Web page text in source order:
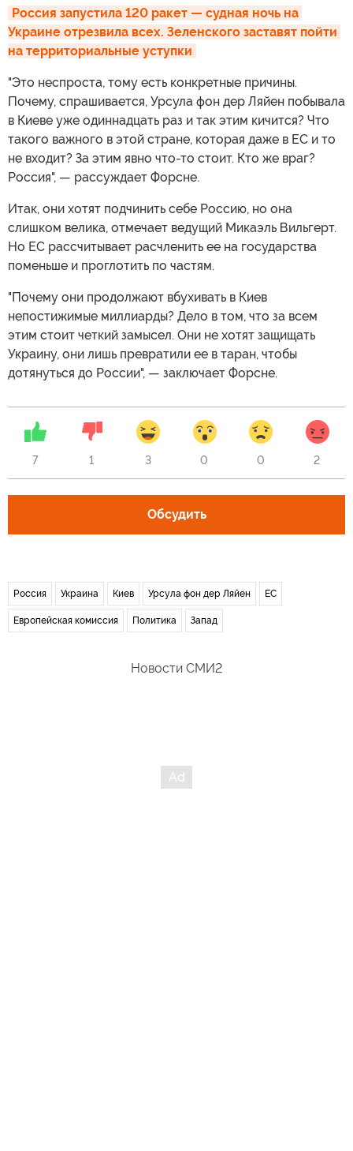
Россия запустила 120 ракет — судная ночь на
Украине отрезвила всех. Зеленского заставят пойти
на территориальные уступки
"Это неспроста, тому есть конкретные причины.
Почему, спрашивается, Урсула фон дер Ляйен побывала
в Киеве уже одиннадцать раз и так этим кичится? Что
такого важного в этой стране, которая даже в ЕС и то
не входит? За этим явно что-то стоит. Кто же враг?
Россия", — рассуждает Форсне.
Итак, они хотят подчинить себе Россию, но она
слишком велика, отмечает ведущий Микаэль Вильгерт.
Но ЕС рассчитывает расчленить ее на государства
поменьше и проглотить по частям.
"Почему они продолжают вбухивать в Киев
непостижимые миллиарды? Дело в том, что за всем
этим стоит четкий замысел. Они не хотят защищать
Украину, они лишь превратили ее в таран, чтобы
дотянуться до России", — заключает Форсне.
7 1 3 0 0 2
Обсудить
Россия Украина Киев Урсула фон дер Ляйен ЕС
Европейская комиссия Политика Запад
Новости СМИ2